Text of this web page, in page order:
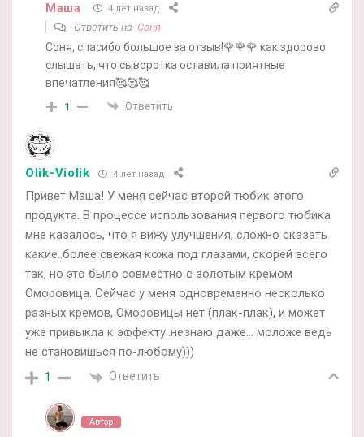
Маша 4 лет назад
Ответить на Соня
Соня, спасибо большое за отзыв!🌹🌹🌹 как здорово
слышать, что сыворотка оставила приятные
впечатления🥰🥰🥰
1 Ответить
Olik-Violik 4 лет назад
Привет Маша! У меня сейчас второй тюбик этого
продукта. В процессе использования первого тюбика
мне казалось, что я вижу улучшения, сложно сказать
какие..более свежая кожа под глазами, скорей всего
так, но это было совместно с золотым кремом
Оморовица. Сейчас у меня одновременно несколько
разных кремов, Оморовицы нет (плак-плак), и может
уже привыкла к эффекту..незнаю даже… моложе ведь
не становишься по-любому)))
1 Ответить
Автор